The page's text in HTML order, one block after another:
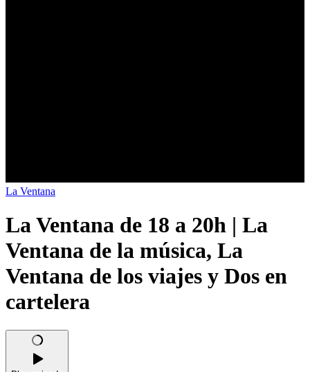
La Ventana
La Ventana de 18 a 20h | La
Ventana de la música, La
Ventana de los viajes y Dos en
cartelera